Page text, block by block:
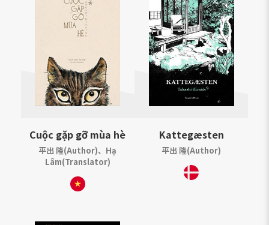
Cuộc gặp gỡ mùa hè
平出 隆(Author)、Hạ
Lâm(Translator)
Kattegæsten
平出 隆(Author)